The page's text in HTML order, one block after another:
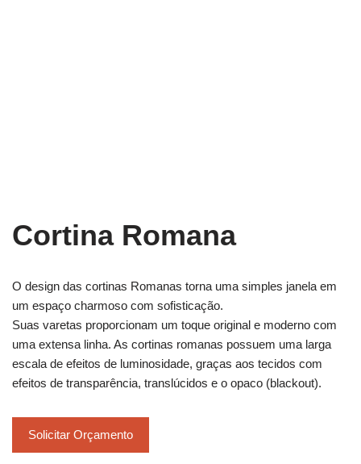
Cortina Romana
O design das cortinas Romanas torna uma simples janela em
um espaço charmoso com sofisticação.
Suas varetas proporcionam um toque original e moderno com
uma extensa linha. As cortinas romanas possuem uma larga
escala de efeitos de luminosidade, graças aos tecidos com
efeitos de transparência, translúcidos e o opaco (blackout).
Solicitar Orçamento